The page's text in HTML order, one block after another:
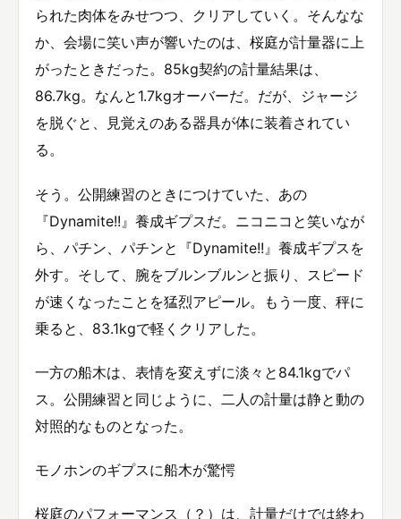
られた肉体をみせつつ、クリアしていく。そんなな
か、会場に笑い声が響いたのは、桜庭が計量器に上
がったときだった。85kg契約の計量結果は、
86.7kg。なんと1.7kgオーバーだ。だが、ジャージ
を脱ぐと、見覚えのある器具が体に装着されてい
る。
そう。公開練習のときにつけていた、あの
『Dynamite!!』養成ギプスだ。ニコニコと笑いなが
ら、パチン、パチンと『Dynamite!!』養成ギプスを
外す。そして、腕をブルンブルンと振り、スピード
が速くなったことを猛烈アピール。もう一度、秤に
乗ると、83.1kgで軽くクリアした。
一方の船木は、表情を変えずに淡々と84.1kgでパ
ス。公開練習と同じように、二人の計量は静と動の
対照的なものとなった。
モノホンのギプスに船木が驚愕
桜庭のパフォーマンス（？）は、計量だけでは終わ